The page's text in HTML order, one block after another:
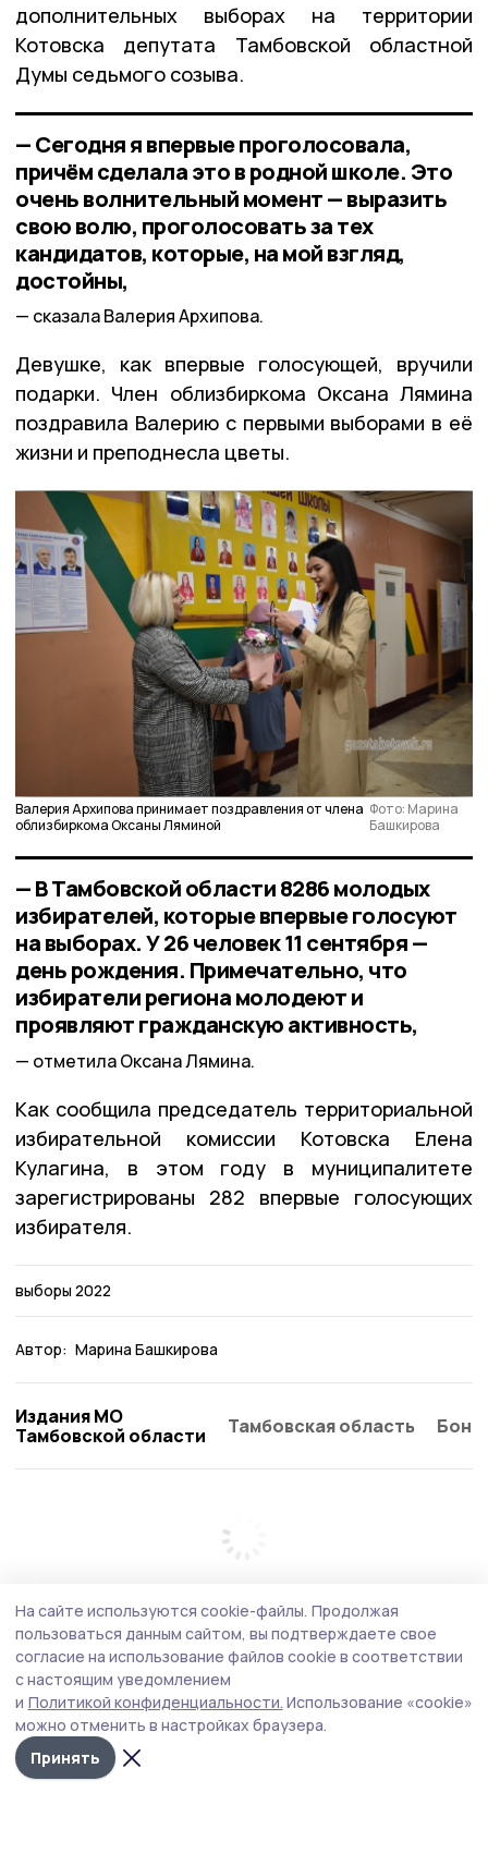
дополнительных выборах на территории
Котовска депутата Тамбовской областной
Думы седьмого созыва.
— Сегодня я впервые проголосовала,
причём сделала это в родной школе. Это
очень волнительный момент — выразить
свою волю, проголосовать за тех
кандидатов, которые, на мой взгляд,
достойны,
сказала Валерия Архипова.
Девушке, как впервые голосующей, вручили
подарки. Член облизбиркома Оксана Лямина
поздравила Валерию с первыми выборами в её
жизни и преподнесла цветы.
Валерия Архипова принимает поздравления от члена
облизбиркома Оксаны Ляминой
Фото: Марина
Башкирова
— В Тамбовской области 8286 молодых
избирателей, которые впервые голосуют
на выборах. У 26 человек 11 сентября —
день рождения. Примечательно, что
избиратели региона молодеют и
проявляют гражданскую активность,
отметила Оксана Лямина.
Как сообщила председатель территориальной
избирательной комиссии Котовска Елена
Кулагина, в этом году в муниципалитете
зарегистрированы 282 впервые голосующих
избирателя.
выборы 2022
Автор: Марина Башкирова
Издания МО
Тамбовской области
Тамбовская область
На сайте используются cookie-файлы. Продолжая
пользоваться данным сайтом, вы подтверждаете свое
согласие на использование файлов cookie в соответствии
с настоящим уведомлением
и Политикой конфиденциальности. Использование «cookie»
можно отменить в настройках браузера.
Принять